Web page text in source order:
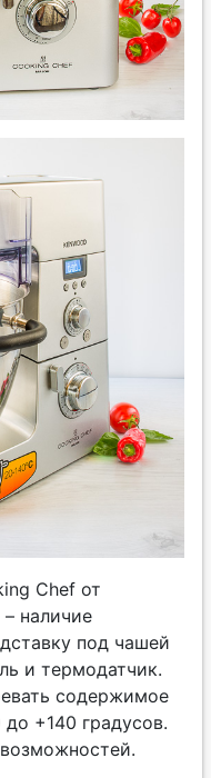
Chef от
наличие
под чашей
и термодатчик.
содержимое
+140 градусов.